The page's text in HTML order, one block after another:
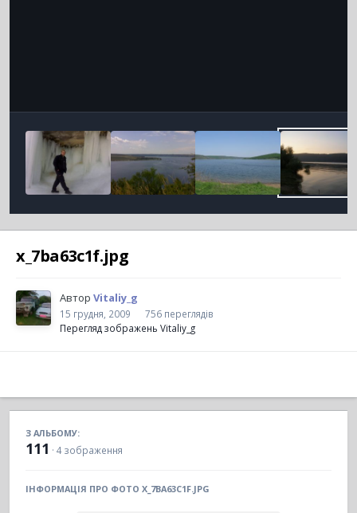
x_7ba63c1f.jpg
Автор Vitaliy_g
15 грудня, 2009
756 переглядів
Перегляд зображень Vitaliy_g
З АЛЬБОМУ:
111 · 4 зображення
ІНФОРМАЦІЯ ПРО ФОТО X_7BA63C1F.JPG